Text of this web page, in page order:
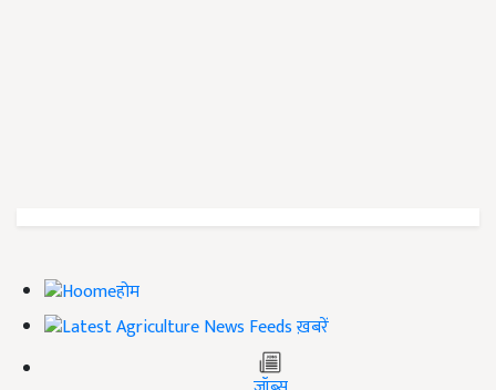
होम
ख़बरें